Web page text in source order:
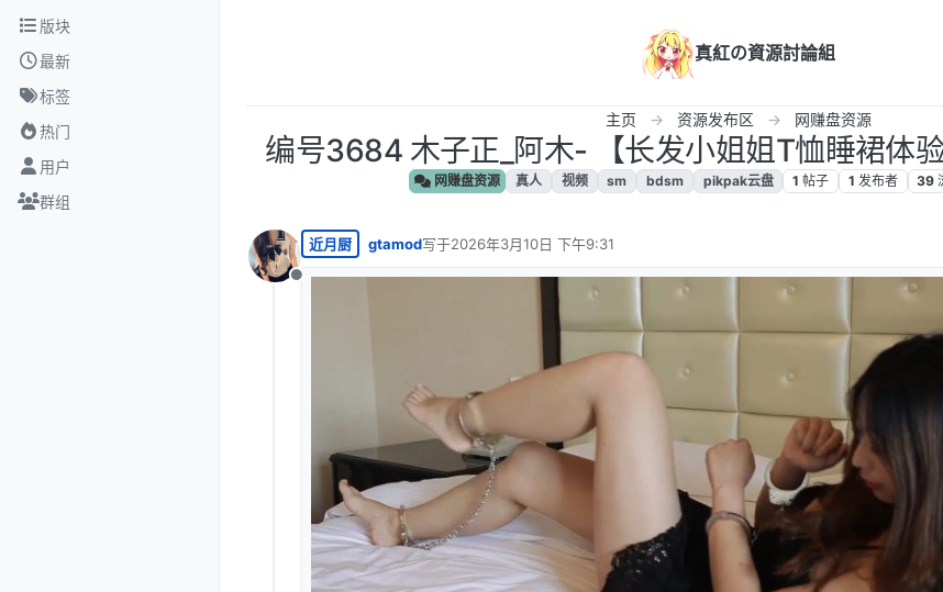
跳转至内容
版块
最新
标签
热门
用户
群组
真紅の資源討論組
主页 资源发布区 网赚盘资源
编号3684 木子正_阿木- 【长发小姐姐T恤睡裙体
网赚盘资源 真人 视频 sm bdsm pikpak云盘 1 帖子 1 发布者 39
离线
近月厨 gtamod写于2026年3月10日 下午9:31
最后由 编辑